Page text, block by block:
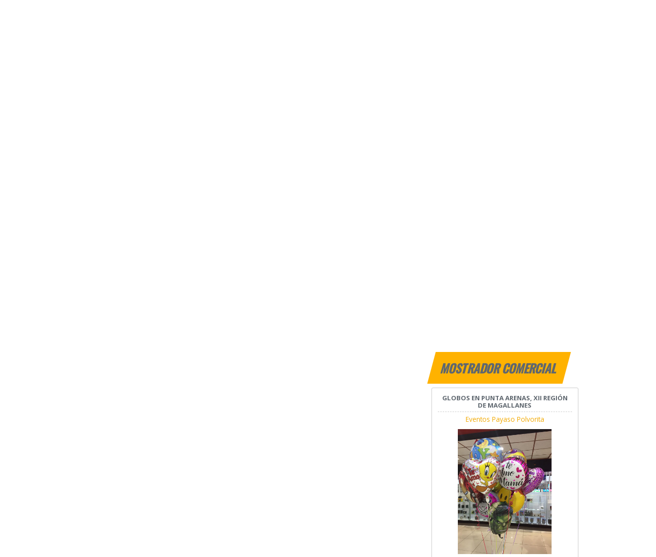
MOSTRADOR COMERCIAL
GLOBOS EN PUNTA ARENAS, XII REGIÓN
DE MAGALLANES
Eventos Payaso Polvorita